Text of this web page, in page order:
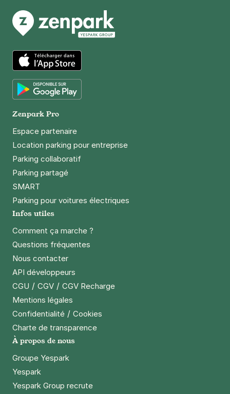
App Store
Zenpark Pro
Espace partenaire
Location parking pour entreprise
Parking collaboratif
Parking partagé
SMART
Parking pour voitures électriques
Infos utiles
Comment ça marche ?
Questions fréquentes
Nous contacter
API développeurs
CGU / CGV / CGV Recharge
Mentions légales
Confidentialité / Cookies
Charte de transparence
À propos de nous
Groupe Yespark
Yespark
Yespark Group recrute